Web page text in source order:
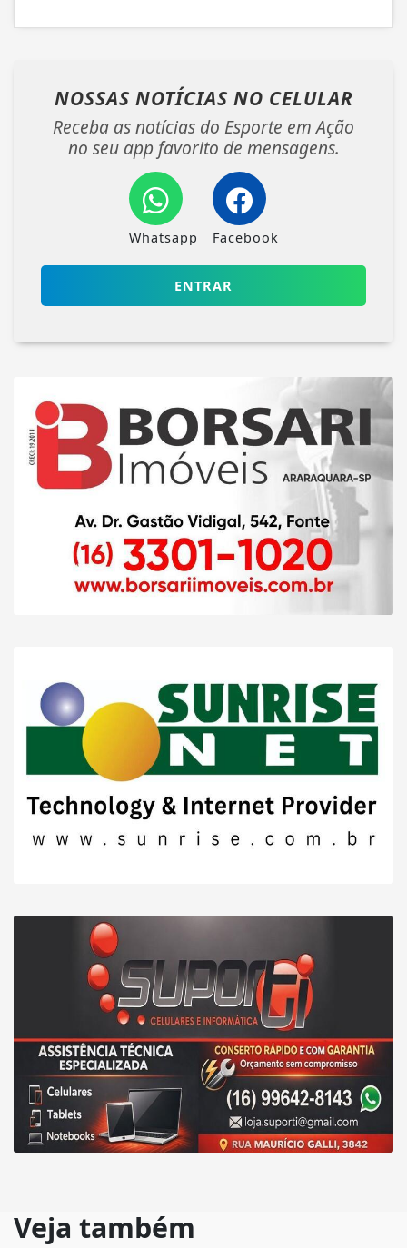
NOSSAS NOTÍCIAS NO CELULAR
Receba as notícias do Esporte em Ação
no seu app favorito de mensagens.
Whatsapp Facebook
ENTRAR
Veja também